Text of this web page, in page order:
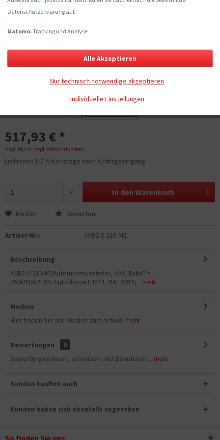
517,93 € *
zzgl. MwSt. zzgl. Versandkosten
Lieferzeit 1-5 Arbeitstage nach Auftragseingang
In den Warenkorb
Merken Bewerten
Artikel-Nr.: AVB2-6-210-M2
Beschreibung
AVB2-6-210-M2Automatenverteiler, AVB, BxHxT =
550x950x210Schutzklasse I, IP41, RAL 9016,... mehr
Medien
Hier finden Sie alle Medien zum Artikel. mehr
Bewertungen
0
Bewertungen lesen, schreiben und diskutieren... mehr
Kunden kauften auch
Kunden haben sich ebenfalls angesehen
Datenschutzerklärung auf.
Matomo: Tracking und Analyse
Individuelle Einstellungen
Nur technisch notwendige akzeptieren
Alle Akzeptieren